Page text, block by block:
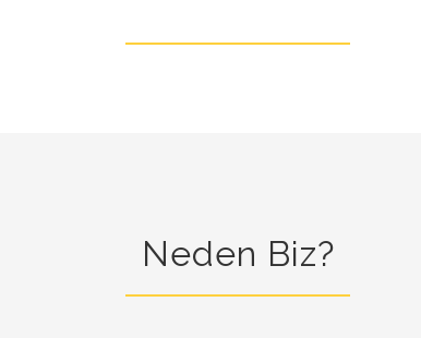
Neden Biz?